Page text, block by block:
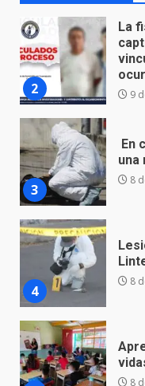
3
En
una
8
4
8
5
8
7